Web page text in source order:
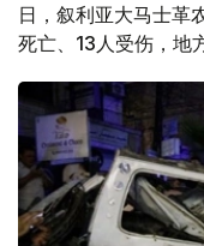
日，叙利亚大马士革
死亡、13人受伤，地